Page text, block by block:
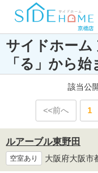
サイドホーム
「る」から
該当公
<<前へ 1
ルアーブル東野田
空室あり 大阪府大阪市